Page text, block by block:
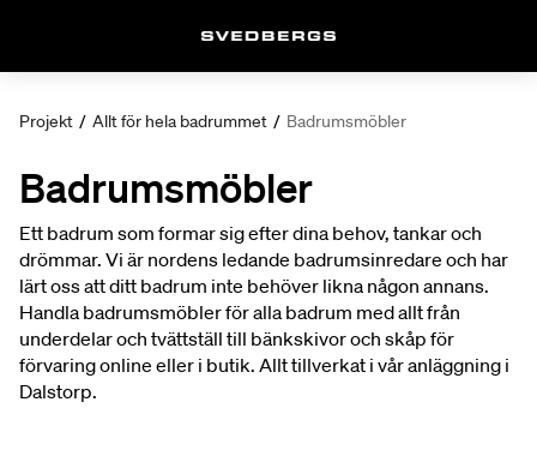
Projekt / Allt för hela badrummet / Badrumsmöbler
Badrumsmöbler
Ett badrum som formar sig efter dina behov, tankar och
drömmar. Vi är nordens ledande badrumsinredare och har
lärt oss att ditt badrum inte behöver likna någon annans.
Handla badrumsmöbler för alla badrum med allt från
underdelar och tvättställ till bänkskivor och skåp för
förvaring online eller i butik. Allt tillverkat i vår anläggning i
Dalstorp.